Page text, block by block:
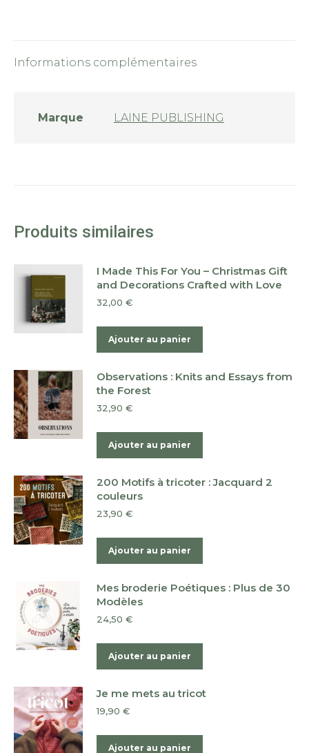
Informations complémentaires
Marque LAINE PUBLISHING
Produits similaires
I Made This For You – Christmas Gift
and Decorations Crafted with Love
32,00 €
Ajouter au panier
Observations : Knits and Essays from
the Forest
32,90 €
Ajouter au panier
200 Motifs à tricoter : Jacquard 2
couleurs
23,90 €
Ajouter au panier
Mes broderie Poétiques : Plus de 30
Modèles
24,50 €
Ajouter au panier
Je me mets au tricot
19,90 €
Ajouter au panier